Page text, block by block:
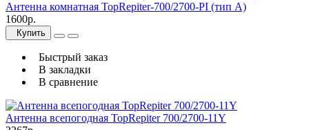
Антенна комнатная TopRepiter-700/2700-PI (тип А)
1600р.
Купить
Быстрый заказ
В закладки
В сравнение
Антенна всепогодная TopRepiter 700/2700-11Y